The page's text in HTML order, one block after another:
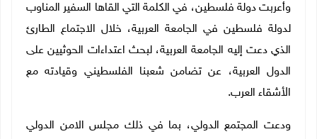
وأعربت دولة فلسطين، في الكلمة التي القاها السفير المناوب
لدولة فلسطين في الجامعة العربية، خلال الاجتماع الطارئ
الذي دعت إليه الجامعة العربية، لبحث اعتداءات الحوثيين على
الدول العربية، عن تضامن شعبنا الفلسطيني وقيادته مع
الأشقاء العرب.
ودعت المجتمع الدولي، بما في ذلك مجلس الامن الدولي